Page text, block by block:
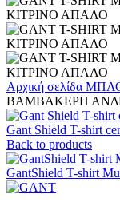
Αρχική σελίδα
ΒΑΜΒΑΚΕΡΗ
Gant Shield T-shirt
Back to products
GantShield T-shirt